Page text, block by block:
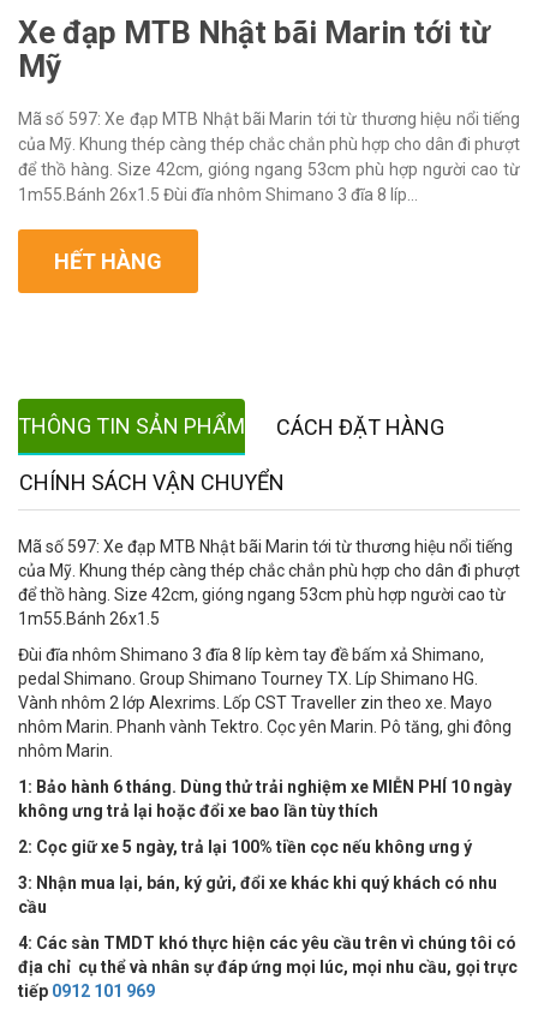
Xe đạp MTB Nhật bãi Marin tới từ
Mỹ
Mã số 597: Xe đạp MTB Nhật bãi Marin tới từ thương hiệu nổi tiếng
của Mỹ. Khung thép càng thép chắc chắn phù hợp cho dân đi phượt
để thồ hàng. Size 42cm, gióng ngang 53cm phù hợp người cao từ
1m55.Bánh 26x1.5 Đùi đĩa nhôm Shimano 3 đĩa 8 líp...
HẾT HÀNG
THÔNG TIN SẢN PHẨM CÁCH ĐẶT HÀNG
CHÍNH SÁCH VẬN CHUYỂN
Mã số 597: Xe đạp MTB Nhật bãi Marin tới từ thương hiệu nổi tiếng
của Mỹ. Khung thép càng thép chắc chắn phù hợp cho dân đi phượt
để thồ hàng. Size 42cm, gióng ngang 53cm phù hợp người cao từ
1m55.Bánh 26x1.5
Đùi đĩa nhôm Shimano 3 đĩa 8 líp kèm tay đề bấm xả Shimano,
pedal Shimano. Group Shimano Tourney TX. Líp Shimano HG.
Vành nhôm 2 lớp Alexrims. Lốp CST Traveller zin theo xe. Mayo
nhôm Marin. Phanh vành Tektro. Cọc yên Marin. Pô tăng, ghi đông
nhôm Marin.
1: Bảo hành 6 tháng. Dùng thử trải nghiệm xe MIỄN PHÍ 10 ngày
không ưng trả lại hoặc đổi xe bao lần tùy thích
2: Cọc giữ xe 5 ngày, trả lại 100% tiền cọc nếu không ưng ý
3: Nhận mua lại, bán, ký gửi, đổi xe khác khi quý khách có nhu
cầu
4: Các sàn TMDT khó thực hiện các yêu cầu trên vì chúng tôi có
địa chỉ cụ thể và nhân sự đáp ứng mọi lúc, mọi nhu cầu, gọi trực
tiếp 0912 101 969